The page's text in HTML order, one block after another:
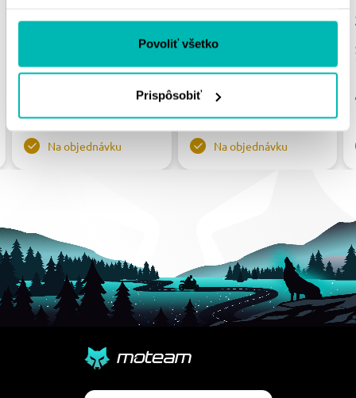
Povoliť všetko
Prispôsobiť
ZVÝŠENIE RIADIDIEL
STRIEBORNÁ HEIGHT
20MM, D 29,2MM
Na objednávku
ZVÝŠENIE RIADIDIEL
PUIG PULLBACK
22360N ČIERNA
HEIGHT 25MM, D
29MM, BACK 16MM
78.08 €
Na objednávku